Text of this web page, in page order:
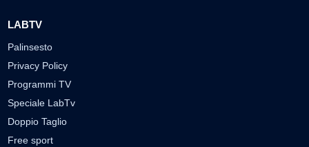
LABTV
Palinsesto
Privacy Policy
Programmi TV
Speciale LabTv
Doppio Taglio
Free sport